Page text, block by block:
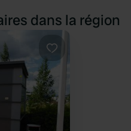
dans la région
Préféré